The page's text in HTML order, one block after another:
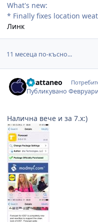
What's new:
* Finally fixes location
Линк
11 месеца по-късно...
Hcattaneo
Публикувано
Налична вече и за 7.x:)